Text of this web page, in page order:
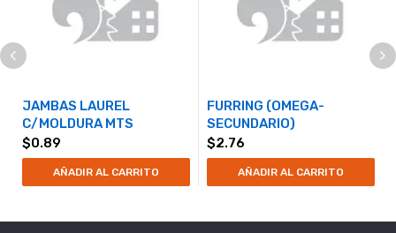
JAMBAS LAUREL
C/MOLDURA MTS
$0.89
AÑADIR AL CARRITO
FURRING (OMEGA-
SECUNDARIO)
$2.76
AÑADIR AL CARRITO